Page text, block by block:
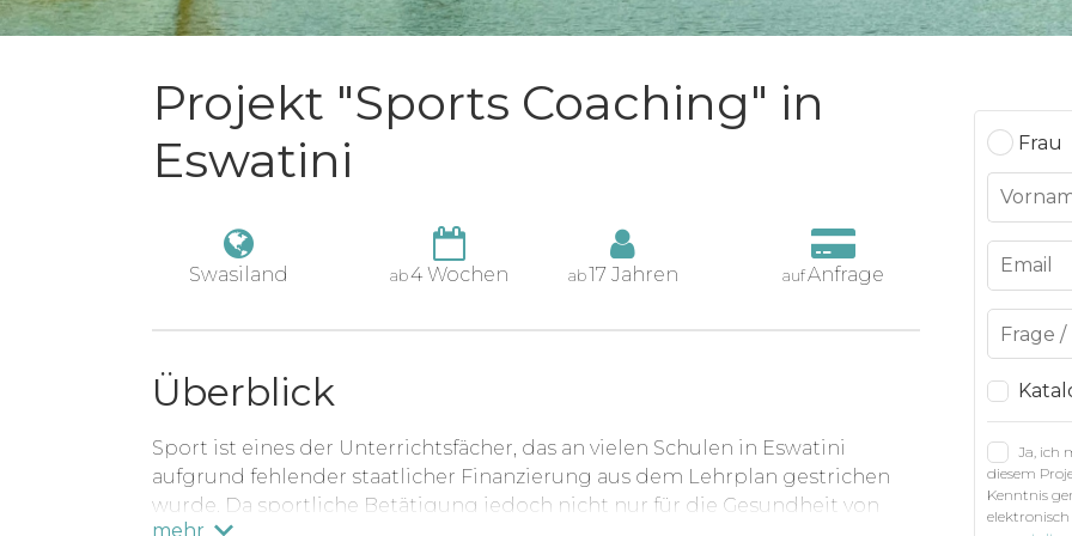
Projekt "Sports Coaching" in
Eswatini
Swasiland ab4 Wochen ab17 Jahren aufAnfrage
Überblick
Sport ist eines der Unterrichtsfächer, das an vielen Schulen in Eswatini
aufgrund fehlender staatlicher Finanzierung aus dem Lehrplan gestrichen
wurde. Da sportliche Betätigung jedoch nicht nur für die Gesundheit von
mehr
Frau
Ja, ich
diesem
Kenntnis